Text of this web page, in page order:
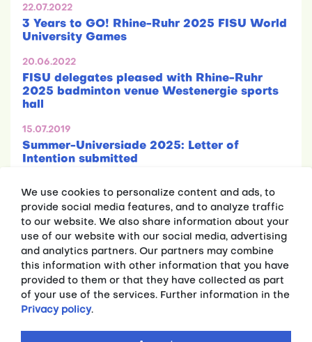
22.07.2022
3 Years to GO! Rhine-Ruhr 2025 FISU World
University Games
20.06.2022
FISU delegates pleased with Rhine-Ruhr
2025 badminton venue Westenergie sports
hall
15.07.2019
Summer-Universiade 2025: Letter of
Intention submitted
Press releases
Fakten
MEDIA
We use cookies to personalize content and ads, to
provide social media features, and to analyze traffic
to our website. We also share information about your
use of our website with our social media, advertising
and analytics partners. Our partners may combine
this information with other information that you have
provided to them or that they have collected as part
of your use of the services. Further information in the
Privacy policy.